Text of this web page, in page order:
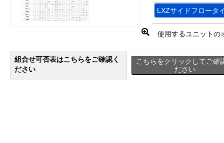
LXZサイドフロータ
使用するユニットの
組合せ可否表はこちらをご確認く
ださい
こちらをクリックしてご確
ださい